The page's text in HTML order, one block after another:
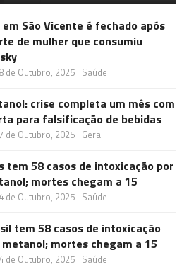
em São Vicente é fechado após
de mulher que consumiu
de Outubro, 2025 Saúde
crise completa um mês com
para falsificação de bebidas
de Outubro, 2025 Geral
tem 58 casos de intoxicação por
mortes chegam a 15
de Outubro, 2025 Saúde
tem 58 casos de intoxicação
mortes chegam a 15
de Outubro, 2025 Saúde